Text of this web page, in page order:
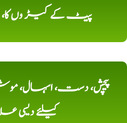
پیٹ کے کیڑ وں کا،
پیچش، دست، اسہال،
کیلئے دیسی